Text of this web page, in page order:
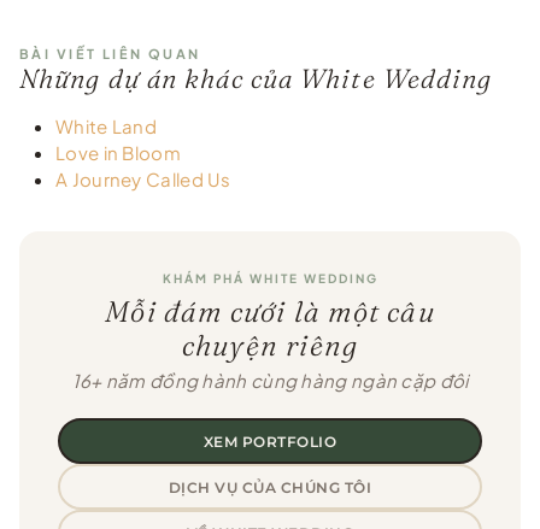
BÀI VIẾT LIÊN QUAN
Những dự án khác của White Wedding
White Land
Love in Bloom
A Journey Called Us
KHÁM PHÁ WHITE WEDDING
Mỗi đám cưới là một câu
chuyện riêng
16+ năm đồng hành cùng hàng ngàn cặp đôi
XEM PORTFOLIO
DỊCH VỤ CỦA CHÚNG TÔI